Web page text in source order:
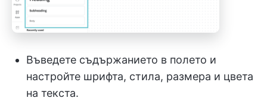
Въведете съдържанието в полето и
настройте шрифта, стила, размера и цвета
на текста.